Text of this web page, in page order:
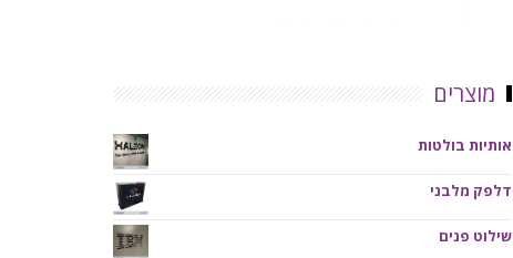
מוצרים
אותיות בולטות
דלפק מלבני
שילוט פנים